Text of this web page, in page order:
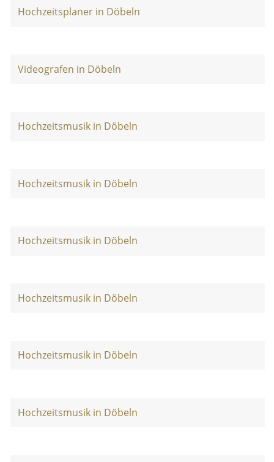
Hochzeitsplaner in Döbeln
Videografen in Döbeln
Hochzeitsmusik in Döbeln
Hochzeitsmusik in Döbeln
Hochzeitsmusik in Döbeln
Hochzeitsmusik in Döbeln
Hochzeitsmusik in Döbeln
Hochzeitsmusik in Döbeln